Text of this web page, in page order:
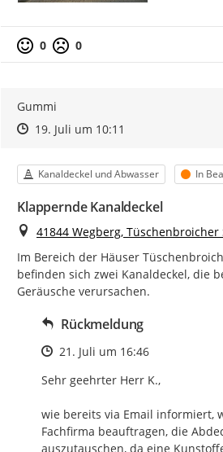
0 0
Gummi
Zeitpunkt des Erstellens
Zeitpunkt des Erstellens
19. Juli um 10:11
Kategorie
Kanaldeckel und Abwasser Status
In
Klappernde Kanaldeckel
Ort
41844 Wegberg, Tüschenbroicher
Im Bereich der Häuser
befinden sich zwei Kanaldeckel, die
Geräusche verursachen.
Rückmeldung
Zeitpunkt des Erstellens
21. Juli um 16:46
Sehr geehrter Herr K.,
wie bereits via Email informiert,
Fachfirma beauftragen, die
auszutauschen, da eine